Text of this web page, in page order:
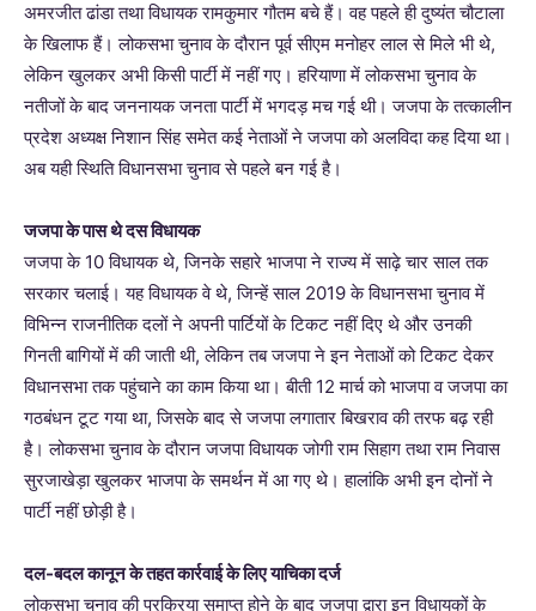
अमरजीत ढांडा तथा विधायक रामकुमार गौतम बचे हैं। वह पहले ही दुष्यंत चौटाला
के खिलाफ हैं। लोकसभा चुनाव के दौरान पूर्व सीएम मनोहर लाल से मिले भी थे,
लेकिन खुलकर अभी किसी पार्टी में नहीं गए। हरियाणा में लोकसभा चुनाव के
नतीजों के बाद जननायक जनता पार्टी में भगदड़ मच गई थी। जजपा के तत्कालीन
प्रदेश अध्यक्ष निशान सिंह समेत कई नेताओं ने जजपा को अलविदा कह दिया था।
अब यही स्थिति विधानसभा चुनाव से पहले बन गई है।
जजपा के पास थे दस विधायक
जजपा के 10 विधायक थे, जिनके सहारे भाजपा ने राज्य में साढ़े चार साल तक
सरकार चलाई। यह विधायक वे थे, जिन्हें साल 2019 के विधानसभा चुनाव में
विभिन्न राजनीतिक दलों ने अपनी पार्टियों के टिकट नहीं दिए थे और उनकी
गिनती बागियों में की जाती थी, लेकिन तब जजपा ने इन नेताओं को टिकट देकर
विधानसभा तक पहुंचाने का काम किया था। बीती 12 मार्च को भाजपा व जजपा का
गठबंधन टूट गया था, जिसके बाद से जजपा लगातार बिखराव की तरफ बढ़ रही
है। लोकसभा चुनाव के दौरान जजपा विधायक जोगी राम सिहाग तथा राम निवास
सुरजाखेड़ा खुलकर भाजपा के समर्थन में आ गए थे। हालांकि अभी इन दोनों ने
पार्टी नहीं छोड़ी है।
दल-बदल कानून के तहत कार्रवाई के लिए याचिका दर्ज
लोकसभा चुनाव की प्रक्रिया समाप्त होने के बाद जजपा द्वारा इन विधायकों के